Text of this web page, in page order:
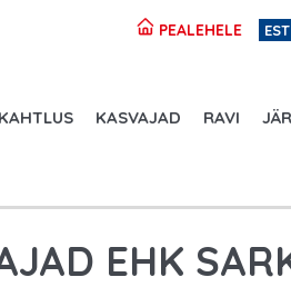
PEALEHELE EST
KAHTLUS KASVAJAD RAVI
EHK